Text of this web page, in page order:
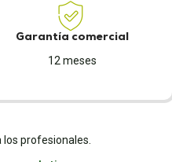
Garantía comercial
12 meses
profesionales.